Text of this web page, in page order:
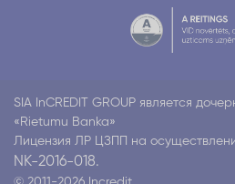
SIA InCREDIT GROUP является
«Rietumu Banka»
Лицензия ЛР ЦЗПП на
NK-2016-018.